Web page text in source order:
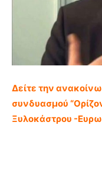
Δείτε την
συνδυασμού
Ξυλοκάστρου -